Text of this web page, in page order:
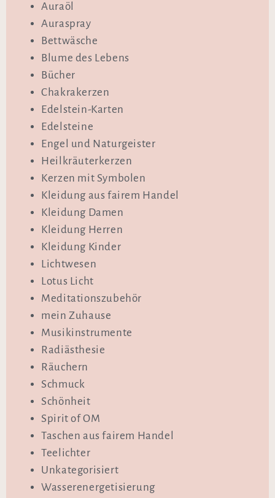
Auraöl
Auraspray
Bettwäsche
Blume des Lebens
Bücher
Chakrakerzen
Edelstein-Karten
Edelsteine
Engel und Naturgeister
Heilkräuterkerzen
Kerzen mit Symbolen
Kleidung aus fairem Handel
Kleidung Damen
Kleidung Herren
Kleidung Kinder
Lichtwesen
Lotus Licht
Meditationszubehör
mein Zuhause
Musikinstrumente
Radiästhesie
Räuchern
Schmuck
Schönheit
Spirit of OM
Taschen aus fairem Handel
Teelichter
Unkategorisiert
Wasserenergetisierung